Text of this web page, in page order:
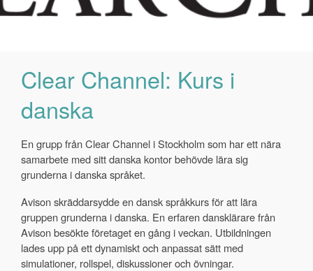
Clear Channel: Kurs i
danska
En grupp från Clear Channel i Stockholm som har ett nära
samarbete med sitt danska kontor behövde lära sig
grunderna i danska språket.
Avison skräddarsydde en dansk språkkurs för att lära
gruppen grunderna i danska. En erfaren dansklärare från
Avison besökte företaget en gång i veckan. Utbildningen
lades upp på ett dynamiskt och anpassat sätt med
simulationer, rollspel, diskussioner och övningar.